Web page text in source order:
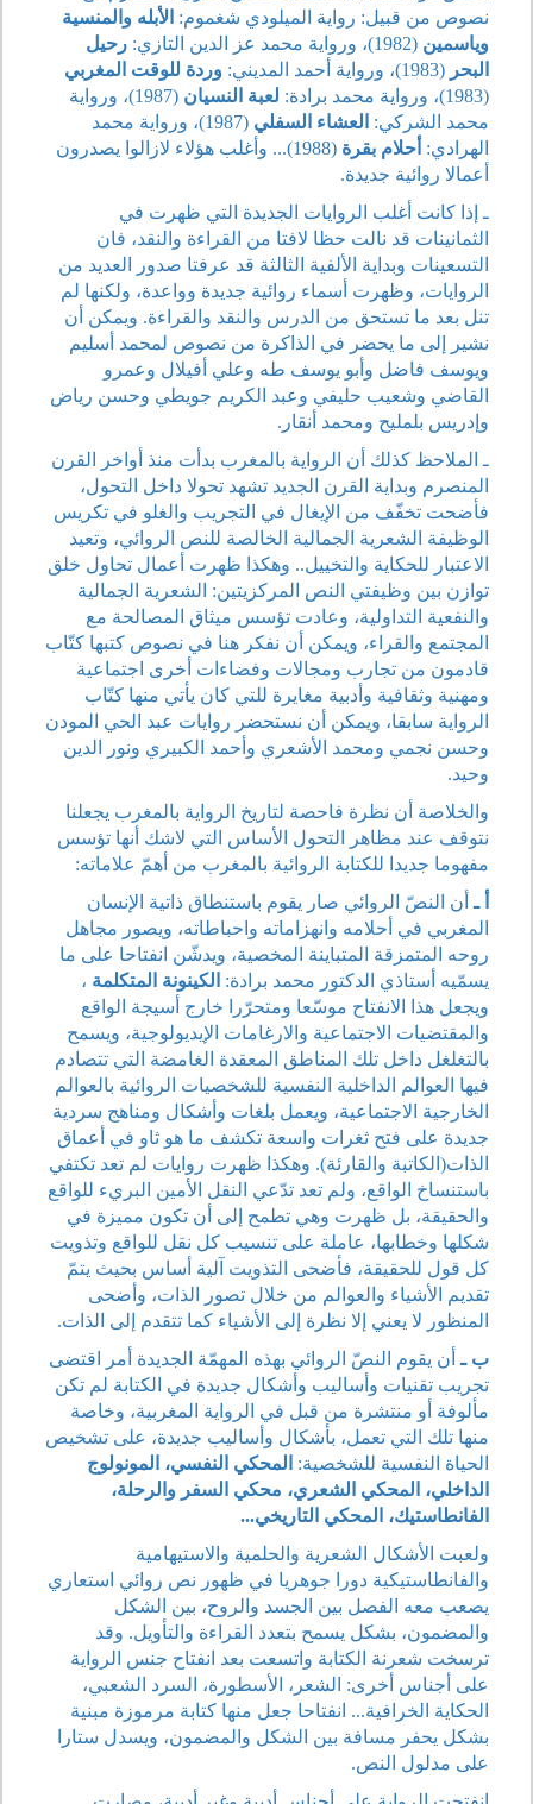
نصوص من قبيل: رواية الميلودي شغموم: الأبله والمنسية
وياسمين (1982)، ورواية محمد عز الدين التازي:
رحيل
البحر (1983)، ورواية أحمد المديني:
وردة للوقت المغربي
(1983)، ورواية محمد برادة:
لعبة النسيان
(1987)، ورواية
محمد الشركي: العشاء السفلي
(1987)، ورواية محمد
الهرادي: أحلام بقرة
(1988)... وأغلب هؤلاء لازالوا يصدرون
أعمالا روائية جديدة.
ـ إذا كانت أغلب الروايات الجديدة التي ظهرت في
الثمانينات قد نالت حظا لافتا من القراءة والنقد، فان
التسعينات وبداية الألفية الثالثة قد عرفتا صدور العديد من
الروايات، وظهرت أسماء روائية جديدة وواعدة، ولكنها لم
تنل بعد ما تستحق من الدرس والنقد والقراءة. ويمكن أن
نشير إلى ما يحضر في الذاكرة من نصوص لمحمد أسليم
ويوسف فاضل وأبو يوسف طه وعلي أفيلال وعمرو
القاضي وشعيب حليفي وعبد الكريم جويطي وحسن رياض
وإدريس بلمليح ومحمد أنقار.
ـ الملاحظ كذلك أن الرواية بالمغرب بدأت منذ أواخر القرن
المنصرم وبداية القرن الجديد تشهد تحولا داخل التحول،
فأضحت تخفّف من الإيغال في التجريب والغلو في تكريس
الوظيفة الشعرية الجمالية الخالصة للنص الروائي، وتعيد
الاعتبار للحكاية والتخييل.. وهكذا ظهرت أعمال تحاول خلق
توازن بين وظيفتي النص المركزيتين: الشعرية الجمالية
والنفعية التداولية، وعادت تؤسس ميثاق المصالحة مع
المجتمع والقراء، ويمكن أن نفكر هنا في نصوص كتبها كتّاب
قادمون من تجارب ومجالات وفضاءات أخرى اجتماعية
ومهنية وثقافية وأدبية مغايرة للتي كان يأتي منها كتّاب
الرواية سابقا، ويمكن أن نستحضر روايات عبد الحي المودن
وحسن نجمي ومحمد الأشعري وأحمد الكبيري ونور الدين
وحيد.
والخلاصة أن نظرة فاحصة لتاريخ الرواية بالمغرب يجعلنا
نتوقف عند مظاهر التحول الأساس التي لاشك أنها تؤسس
مفهوما جديدا للكتابة الروائية بالمغرب من أهمّ علاماته:
أ ـأن النصّ الروائي صار يقوم باستنطاق ذاتية الإنسان
المغربي في أحلامه وانهزاماته واحباطاته، ويصور مجاهل
روحه المتمزقة المتباينة المخصية، ويدشّن انفتاحا على ما
يسمّيه أستاذي الدكتور محمد برادة: الكينونة المتكلمة ،
ويجعل هذا الانفتاح موسّعا ومتحرّرا خارج أسيجة الواقع
والمقتضيات الاجتماعية والارغامات الإيديولوجية، ويسمح
بالتغلغل داخل تلك المناطق المعقدة الغامضة التي تتصادم
فيها العوالم الداخلية النفسية للشخصيات الروائية بالعوالم
الخارجية الاجتماعية، ويعمل بلغات وأشكال ومناهج سردية
جديدة على فتح ثغرات واسعة تكشف ما هو ثاو في أعماق
الذات(الكاتبة والقارئة). وهكذا ظهرت روايات لم تعد تكتفي
باستنساخ الواقع، ولم تعد تدّعي النقل الأمين البريء للواقع
والحقيقة، بل ظهرت وهي تطمح إلى أن تكون مميزة في
شكلها وخطابها، عاملة على تنسيب كل نقل للواقع وتذويت
كل قول للحقيقة، فأضحى التذويت آلية أساس بحيث يتمّ
تقديم الأشياء والعوالم من خلال تصور الذات، وأضحى
المنظور لا يعني إلا نظرة إلى الأشياء كما تتقدم إلى الذات.
ب ـأن يقوم النصّ الروائي بهذه المهمّة الجديدة أمر اقتضى
تجريب تقنيات وأساليب وأشكال جديدة في الكتابة لم تكن
مألوفة أو منتشرة من قبل في الرواية المغربية، وخاصة
منها تلك التي تعمل، بأشكال وأساليب جديدة، على تشخيص
الحياة النفسية للشخصية: المحكي النفسي، المونولوج
الداخلي، المحكي الشعري، محكي السفر والرحلة،
الفانطاستيك، المحكي التاريخي...
ولعبت الأشكال الشعرية والحلمية والاستيهامية
والفانطاستيكية دورا جوهريا في ظهور نص روائي استعاري
يصعب معه الفصل بين الجسد والروح، بين الشكل
والمضمون، بشكل يسمح بتعدد القراءة والتأويل. وقد
ترسخت شعرنة الكتابة واتسعت بعد انفتاح جنس الرواية
على أجناس أخرى: الشعر، الأسطورة، السرد الشعبي،
الحكاية الخرافية... انفتاحا جعل منها كتابة مرموزة مبنية
بشكل يحفر مسافة بين الشكل والمضمون، ويسدل ستارا
على مدلول النص.